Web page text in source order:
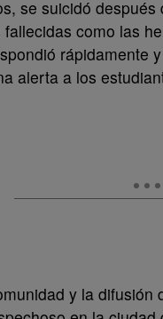
se suicidó
como las
rápidamente
alerta a los
y la